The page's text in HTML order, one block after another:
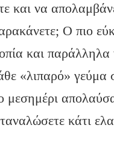
και να
Ο πιο
και
«λιπαρό» γεύμα
μεσημέρι
κάτι